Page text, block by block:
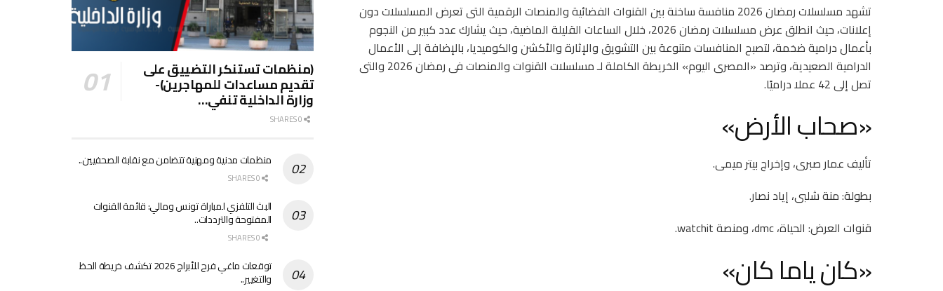
تشهد مسلسلات رمضان 2026 منافسة ساخنة بين القنوات الفضائية والمنصات الرقمية التى تعرض المسلسلات دون
إعلانات، حيث انطلق عرض مسلسلات رمضان 2026، خلال الساعات القليلة الماضية، حيث يشارك عدد كبير من النجوم
بأعمال درامية ضخمة، لتصبح المنافسات متنوعة بين التشويق والإثارة والأكشن والكوميديا، بالإضافة إلى الأعمال
الدرامية الصعيدية، وترصد «المصرى اليوم» الخريطة الكاملة لـ مسلسلات القنوات والمنصات فى رمضان 2026 والتى
تصل إلى 42 عملا دراميًا.
«صحاب الأرض»
تأليف عمار صبرى، وإخراج بيتر ميمى.
بطولة: منة شلبى، إياد نصار.
قنوات العرض: الحياة، dmc، ومنصة watchit.
«كان ياما كان»
(منظمات تستنكر التضييق على
تقديم مساعدات للمهاجرين)-
وزارة الداخلية تنفي…
منظمات مدنية ومهنية تتضامن مع نقابة الصحفيين..
البث التلفزي لمباراة تونس ومالي: قائمة القنوات
المفتوحة والترددات..
توقعات ماغي فرح للأبراج 2026 تكشف خريطة الحظ
والتغيير..